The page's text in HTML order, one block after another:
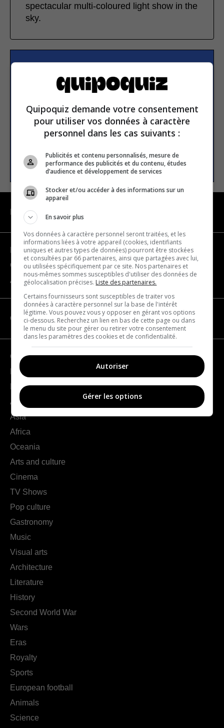
spectacular multi-coloured light show in the
sky.
newsletter
Email address
SUBSCRIBE
NAVIGATION
Become a partner
Contact us
About us
CATEGORIES
Geography
France
Europe
Americas
Asia
Africa
Oceania
Arts and culture
Cinema
TV Shows
Pop culture
Gastronomy
Music
Visual arts
Architecture
Literature
History
Second World War
Wars
Eras
Royalty
Sports
European football
Animals
Science
Quipoquiz demande votre consentement
pour utiliser vos données à caractère
personnel dans les cas suivants :
Publicités et contenu personnalisés, mesure de
performance des publicités et du contenu, études
d’audience et développement de services
Stocker et/ou accéder à des informations sur un
appareil
En savoir plus
Vos données à caractère personnel seront traitées, et les
informations liées à votre appareil (cookies, identifiants
uniques et autres types de données) pourront être stockées
et consultées par 66 partenaires, ainsi que partagées avec lui,
ou utilisées spécifiquement par ce site. Nos partenaires et
nous-mêmes sommes susceptibles d'utiliser des données de
géolocalisation précises. Liste des partenaires.
Certains fournisseurs sont susceptibles de traiter vos
données à caractère personnel sur la base de l'intérêt
légitime. Vous pouvez vous y opposer en gérant vos options
ci-dessous. Recherchez un lien en bas de cette page ou dans
le menu du site pour gérer ou retirer votre consentement
dans les paramètres des cookies et de confidentialité.
Autoriser
Gérer les options